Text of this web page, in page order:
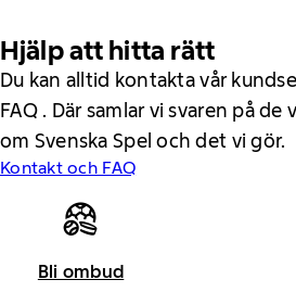
Hjälp att hitta rätt
Du kan alltid kontakta vår
FAQ . Där samlar vi svaren på
om Svenska Spel och det vi gör.
Kontakt och FAQ
Bli ombud